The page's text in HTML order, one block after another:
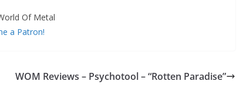
Of Metal
a Patron!
WOM Reviews – Psychotool – “Rotten Paradise”